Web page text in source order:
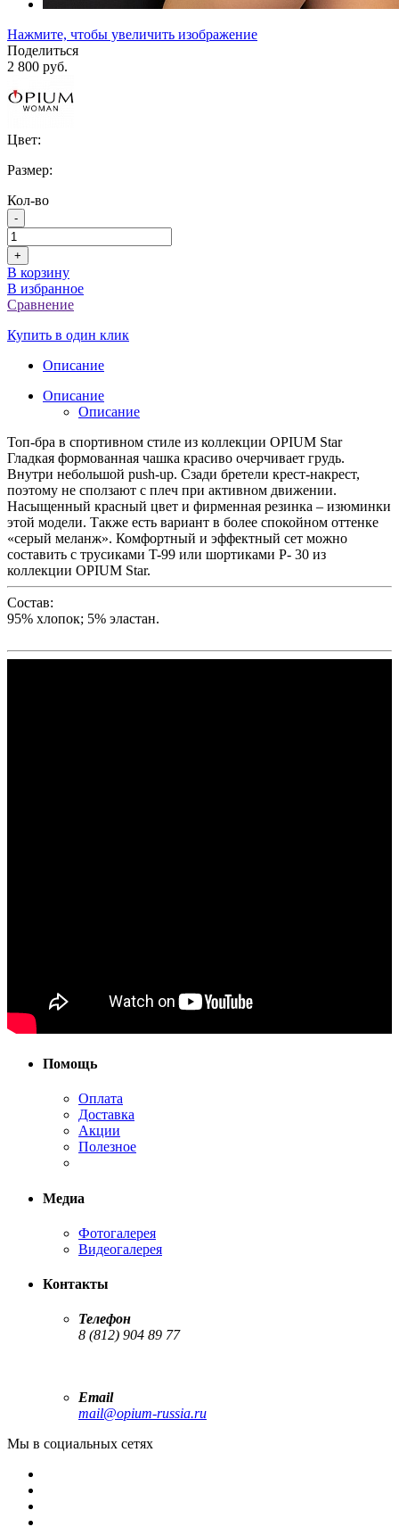
Нажмите, чтобы увеличить изображение
Поделиться
2 800 руб.
Цвет:
Размер:
Кол-во
-
+
В корзину
В избранное
Сравнение
Купить в один клик
Описание
Описание
Описание
Топ-бра в спортивном стиле из коллекции OPIUM Star
Гладкая формованная чашка красиво очерчивает грудь.
Внутри небольшой push-up. Сзади бретели крест-накрест,
поэтому не сползают с плеч при активном движении.
Насыщенный красный цвет и фирменная резинка – изюминки
этой модели. Также есть вариант в более спокойном оттенке
«серый меланж». Комфортный и эффектный сет можно
составить с трусиками T-99 или шортиками P- 30 из
коллекции OPIUM Star.
Состав:
95% хлопок; 5% эластан.
Помощь
Оплата
Доставка
Акции
Полезное
Медиа
Фотогалерея
Видеогалерея
Контакты
Телефон
8 (812) 904 89 77
Email
mail@opium-russia.ru
Мы в социальных сетях